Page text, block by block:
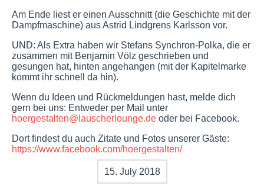
Am Ende liest er einen Ausschnitt (die Geschichte mit der
Dampfmaschine) aus Astrid Lindgrens Karlsson vor.
UND: Als Extra haben wir Stefans Synchron-Polka, die er
zusammen mit Benjamin Völz geschrieben und
gesungen hat, hinten angehangen (mit der Kapitelmarke
kommt ihr schnell da hin).
Wenn du Ideen und Rückmeldungen hast, melde dich
gern bei uns: Entweder per Mail unter
hoergestalten@lauscherlounge.de oder bei Facebook.
Dort findest du auch Zitate und Fotos unserer Gäste:
https://www.facebook.com/hoergestalten/
15. July 2018